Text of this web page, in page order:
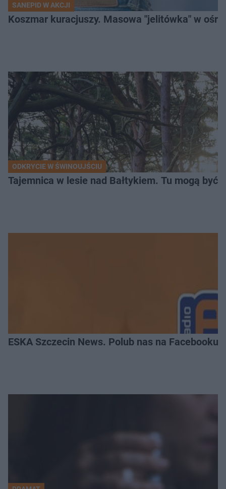
SANEPID W AKCJI
Koszmar kuracjuszy. Masowa "jelitówka" w
ODKRYCIE W ŚWINOUJŚCIU
Tajemnica w lesie nad Bałtykiem. Tu mogą
ESKA Szczecin News. Polub nas na Facebooku!